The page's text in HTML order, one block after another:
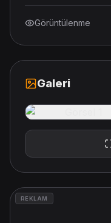
Görüntülenme
Galeri
REKLAM